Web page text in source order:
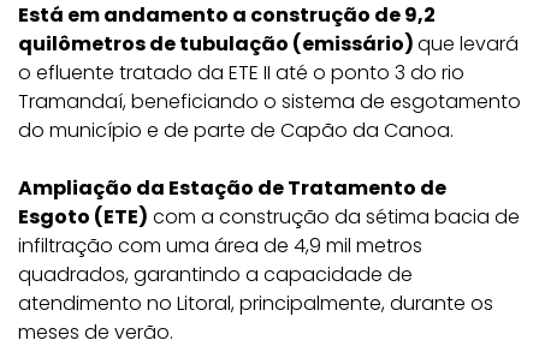
Está em andamento a construção de 9,2
quilômetros de tubulação (emissário)que levará
o efluente tratado da ETE II até o ponto 3 do rio
Tramandaí, beneficiando o sistema de esgotamento
do município e de parte de Capão da Canoa.
Ampliação da Estação de Tratamento de
Esgoto (ETE) com a construção da sétima bacia de
infiltração com uma área de 4,9 mil metros
quadrados, garantindo a capacidade de
atendimento no Litoral, principalmente, durante os
meses de verão.